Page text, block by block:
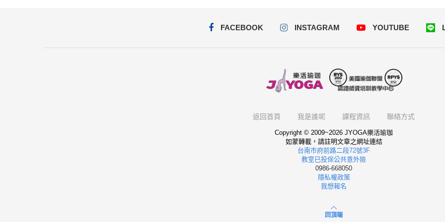
FACEBOOK INSTAGRAM YOUTUBE
返回首頁 我是誰呢 課程資訊 聯絡方式
Copyright © 2009~2026 JYOGA樂活瑜珈
如蒙轉載，請註明文章之網址連結
台南市府前路二段72號3F
教室已投保公共意外險
0986-668050
隱私權政策
我想報名
回頂端